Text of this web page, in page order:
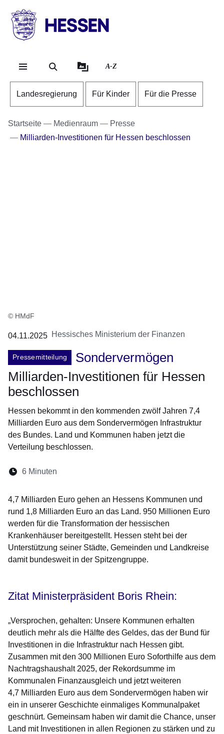
HESSEN
Landesregierung
A-Z
Landesregierung Für Kinder Für die Presse
Startseite Medienraum
Presse
Milliarden-Investitionen für Hessen beschlossen
© HMdF
04.11.2025 Hessisches Ministerium der Finanzen
Pressemitteilung
Sondervermögen
Milliarden-Investitionen für Hessen
beschlossen
Hessen bekommt in den kommenden zwölf Jahren 7,4
Milliarden Euro aus dem Sondervermögen Infrastruktur
des Bundes. Land und Kommunen haben jetzt die
Verteilung beschlossen.
Lesedauer:
6 Minuten
4,7 Milliarden Euro gehen an Hessens Kommunen und
rund 1,8 Milliarden Euro an das Land. 950 Millionen Euro
werden für die Transformation der hessischen
Krankenhäuser bereitgestellt. Hessen steht bei der
Unterstützung seiner Städte, Gemeinden und Landkreise
damit bundesweit in der Spitzengruppe.
Zitat Ministerpräsident Boris Rhein:
„Versprochen, gehalten: Unsere Kommunen erhalten
deutlich mehr als die Hälfte des Geldes, das der Bund für
Investitionen in die Infrastruktur nach Hessen gibt.
Zusammen mit den 300 Millionen Euro Soforthilfe aus dem
Nachtragshaushalt 2025, der Rekordsumme im
Kommunalen Finanzausgleich und jetzt weiteren
4,7 Milliarden Euro aus dem Sondervermögen haben wir
ein in unserer Geschichte einmaliges Kommunalpaket
geschnürt. Gemeinsam haben wir damit die Chance, unser
Land mit Investitionen in allen Regionen zu stärken und zu